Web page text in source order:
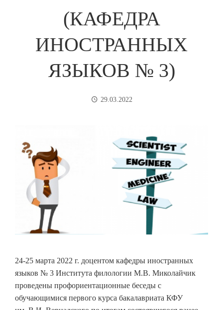
(КАФЕДРА
ИНОСТРАННЫХ
ЯЗЫКОВ № 3)
29.03.2022
24-25 марта 2022 г. доцентом кафедры иностранных
языков № 3 Института филологии М.В. Миколайчик
проведены профориентационные беседы с
обучающимися первого курса бакалавриата КФУ